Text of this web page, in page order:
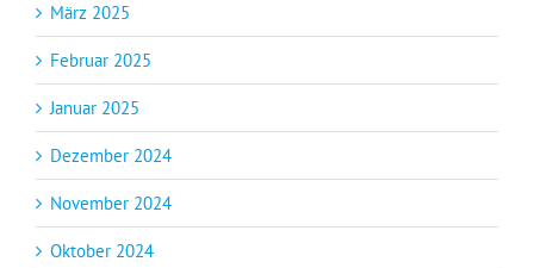
März 2025
Februar 2025
Januar 2025
Dezember 2024
November 2024
Oktober 2024